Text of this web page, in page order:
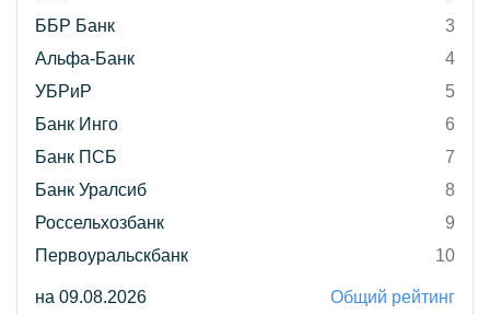
ББР Банк
3
Альфа-Банк
4
УБРиР
5
Банк Инго
6
Банк ПСБ
7
Банк Уралсиб
8
Россельхозбанк
9
Первоуральскбанк
10
на 09.08.2026 Общий рейтинг